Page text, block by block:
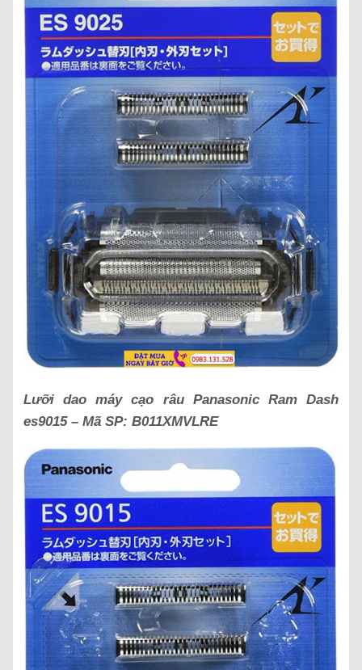
Lưỡi dao máy cạo râu Panasonic Ram Dash
es9015 – Mã SP: B011XMVLRE